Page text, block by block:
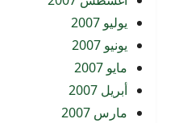
يوليو 2007
يونيو 2007
مايو 2007
أبريل 2007
مارس 2007